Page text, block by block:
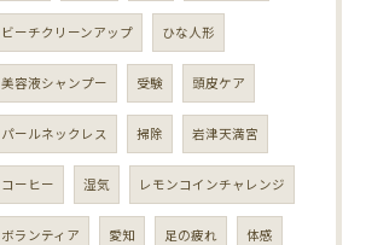
ビーチクリーンアップ ひな人形
美容液シャンプー 受験 頭皮ケア
パールネックレス 掃除 岩津天満宮
コーヒー 湿気 レモンコインチャレンジ
ボランティア 愛知 足の疲れ 体感